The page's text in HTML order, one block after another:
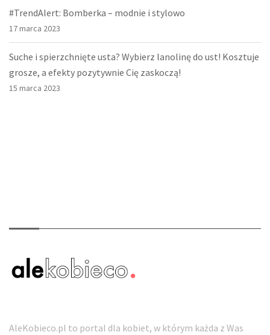
#TrendAlert: Bomberka – modnie i stylowo
17 marca 2023
Suche i spierzchnięte usta? Wybierz lanolinę do ust! Kosztuje
grosze, a efekty pozytywnie Cię zaskoczą!
15 marca 2023
AleKobieco.pl to portal dla kobiet, w którym każda z Was